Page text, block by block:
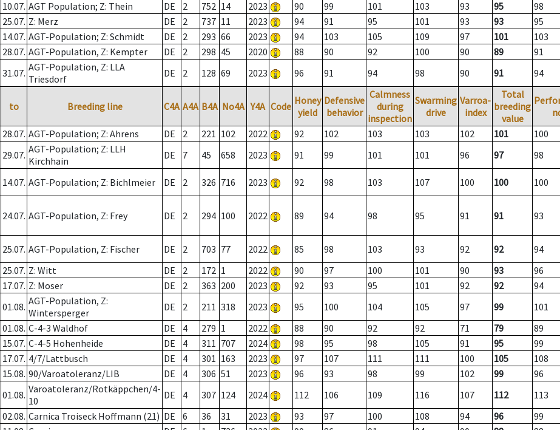
10.07. AGT Population; Z: Thein DE 2 752 14 2023 90 99 101 103 93 95
98
25.07. Z: Merz DE 2 737 11 2023 94 91 95 101 93 93
95
14.07. AGT-Population; Z: Schmidt DE 2 293 66 2023 94 103 105 109 97 101
103
28.07. AGT-Population, Z: Kempter DE 2 298 45 2020 88 90 92 100 90 89
91
31.07. AGT-Population, Z: LLA
Triesdorf
DE 2 128 69 2023 96 91 94 98 90 91 94
to Breeding line C4A A4A B4A No4A Y4A Code Honey
yield
Defensive
behavior
Calmness
during
inspection
Swarming
drive
Varroa-
index
Total
breeding
value
28.07. AGT-Population; Z: Ahrens DE 2 221 102 2022 92 102 103 103 102 101
100
29.07. AGT-Population; Z: LLH
Kirchhain
DE 7 45 658 2023 91 99 101 101 96 97 98
14.07. AGT-Population; Z: Bichlmeier DE 2 326 716 2023 92 98 103 107 100 100 100
24.07. AGT-Population, Z: Frey DE 2 294 100 2022 89 94 98 95 91 91 93
25.07. AGT-Population, Z: Fischer DE 2 703 77 2022 85 98 103 93 92 92
94
25.07. Z: Witt DE 2 172 1 2022 90 97 100 101 90 93
96
17.07. Z: Moser DE 2 363 200 2023 92 93 95 101 92 92
94
01.08. AGT-Population, Z:
Wintersperger
DE 2 211 318 2023 95 100 104 105 97 99
101
01.08. C-4-3 Waldhof DE 4 279 1 2022 88 90 92 92 71 79
89
15.07. C-4-5 Hohenheide DE 4 311 707 2024 98 95 98 105 91 95
99
17.07. 4/7/Lattbusch DE 4 301 163 2023 97 107 111 111 100 105
108
15.08. 90/Varoatoleranz/LIB DE 4 306 51 2023 96 93 98 99 102 99
96
01.08. Varoatoleranz/Rotkäppchen/4-
10
DE 4 307 124 2024 112 106 109 116 107 112
113
02.08. Carnica Troiseck Hoffmann (21) DE 6 36 31 2023 93 97 100 108 94 96
99